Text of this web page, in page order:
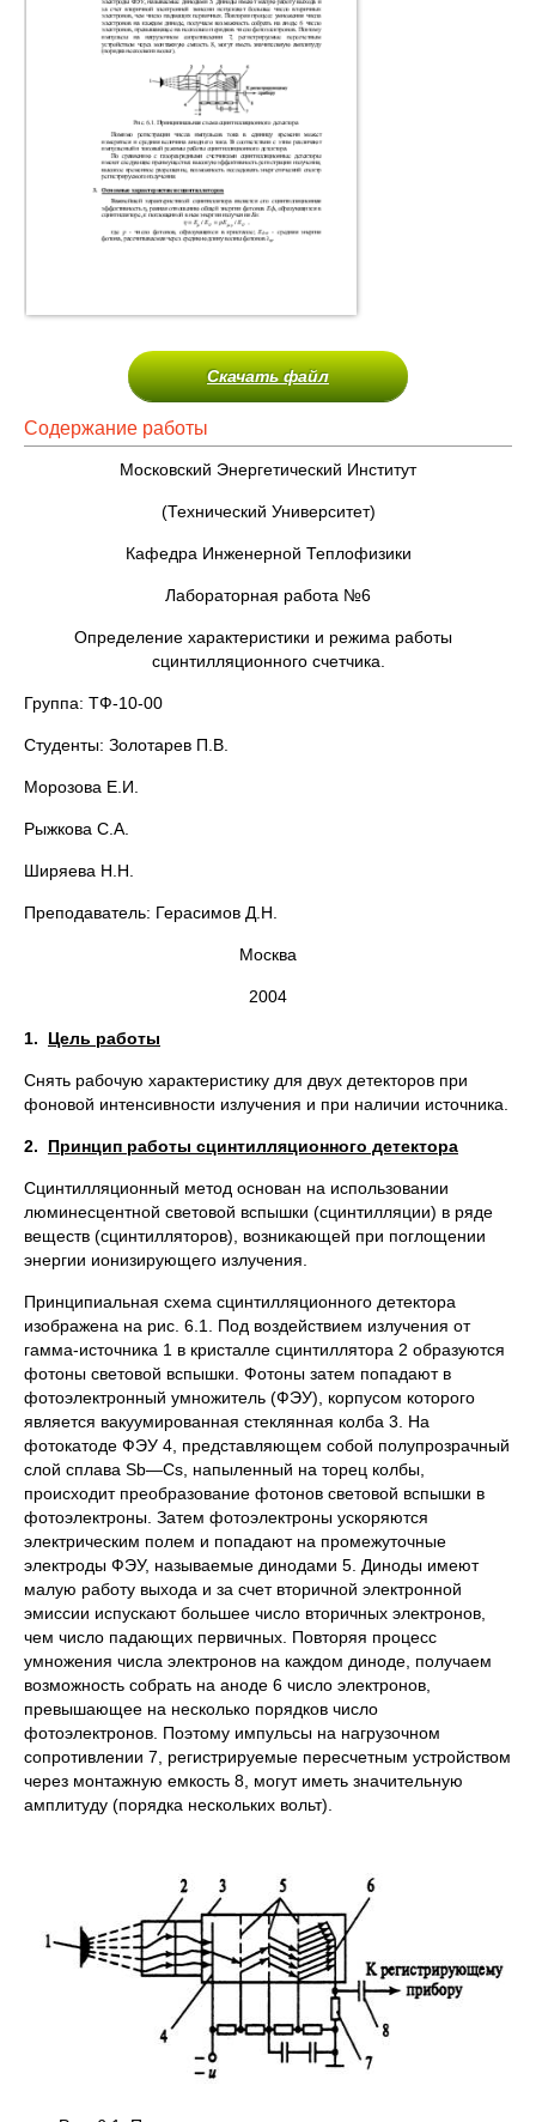
Скачать файл
Содержание работы
Московский Энергетический Институт
(Технический Университет)
Кафедра Инженерной Теплофизики
Лабораторная работа №6
Определение характеристики и режима работы
сцинтилляционного счетчика.
Группа: ТФ-10-00
Студенты: Золотарев П.В.
Морозова Е.И.
Рыжкова С.А.
Ширяева Н.Н.
Преподаватель: Герасимов Д.Н.
Москва
2004
1. Цель работы
Снять рабочую характеристику для двух детекторов при
фоновой интенсивности излучения и при наличии источника.
2. Принцип работы сцинтилляционного детектора
Сцинтилляционный метод основан на использовании
люминесцентной световой вспышки (сцинтилляции) в ряде
веществ (сцинтилляторов), возникающей при поглощении
энергии ионизирующего излучения.
Принципиальная схема сцинтилляционного детектора
изображена на рис. 6.1. Под воздействием излучения от
гамма-источника 1 в кристалле сцинтиллятора 2 образуются
фотоны световой вспышки. Фотоны затем попадают в
фотоэлектронный умножитель (ФЭУ), корпусом которого
является вакуумированная стеклянная колба 3. На
фотокатоде ФЭУ 4, представляющем собой полупрозрачный
слой сплава Sb—Cs, напыленный на торец колбы,
происходит преобразование фотонов световой вспышки в
фотоэлектроны. Затем фотоэлектроны ускоряются
электрическим полем и попадают на промежуточные
электроды ФЭУ, называемые динодами 5. Диноды имеют
малую работу выхода и за счет вторичной электронной
эмиссии испускают большее число вторичных электронов,
чем число падающих первичных. Повторяя процесс
умножения числа электронов на каждом диноде, получаем
возможность собрать на аноде 6 число электронов,
превышающее на несколько порядков число
фотоэлектронов. Поэтому импульсы на нагрузочном
сопротивлении 7, регистрируемые пересчетным устройством
через монтажную емкость 8, могут иметь значительную
амплитуду (порядка нескольких вольт).